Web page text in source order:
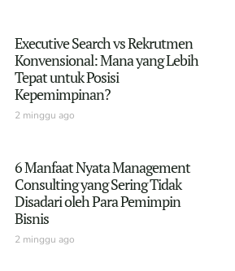
Executive Search vs Rekrutmen
Konvensional: Mana yang Lebih
Tepat untuk Posisi
Kepemimpinan?
2 minggu ago
6 Manfaat Nyata Management
Consulting yang Sering Tidak
Disadari oleh Para Pemimpin
Bisnis
2 minggu ago